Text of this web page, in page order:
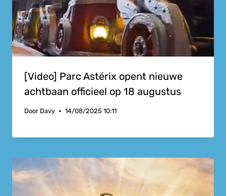
[Video] Parc Astérix opent nieuwe
achtbaan officieel op 18 augustus
Door Davy 14/08/2025 10:11